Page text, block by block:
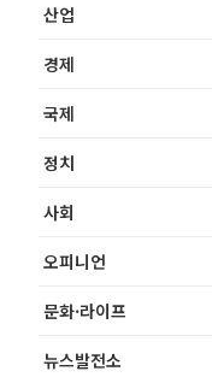
산업
경제
국제
정치
사회
오피니언
문화·라이프
뉴스발전소